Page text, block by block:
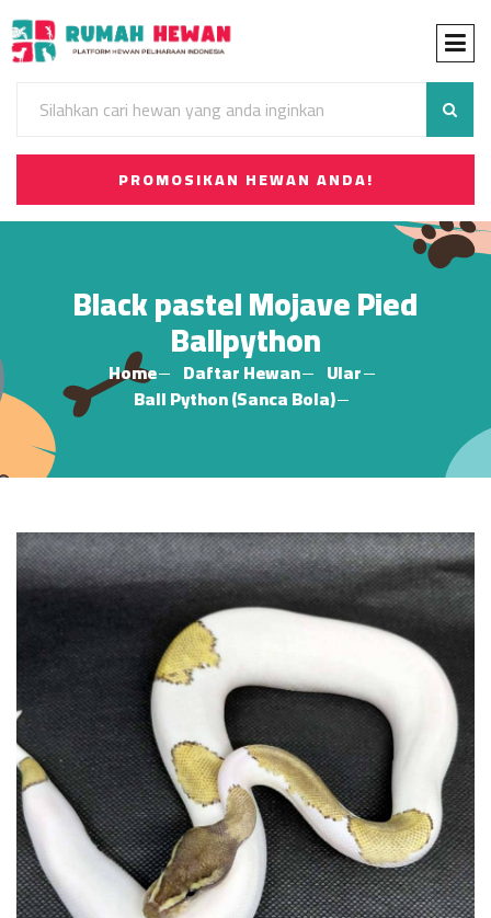
PROMOSIKAN HEWAN ANDA!
Black pastel Mojave Pied
Ballpython
Home Daftar Hewan
Ular
Ball Python (Sanca Bola)